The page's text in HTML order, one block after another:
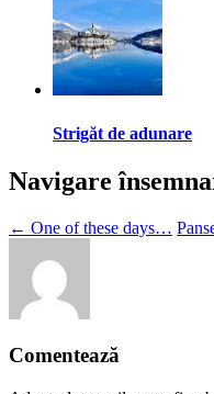
Strigăt de adunare
Navigare
← One of these days…
Comentează